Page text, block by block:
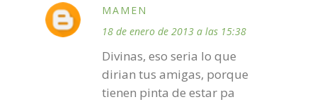
MAMEN
18 de enero de 2013 a las 15:38
Divinas, eso seria lo que
dirian tus amigas, porque
tienen pinta de estar pa